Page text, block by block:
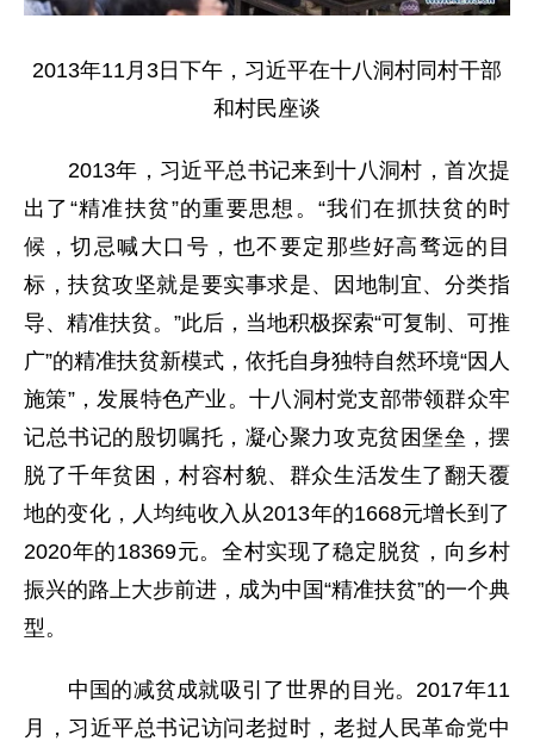
2013年11月3日下午，习近平在十八洞村同村干部
和村民座谈
2013年，习近平总书记来到十八洞村，首次提
出了“精准扶贫”的重要思想。“我们在抓扶贫的时
候，切忌喊大口号，也不要定那些好高骛远的目
标，扶贫攻坚就是要实事求是、因地制宜、分类指
导、精准扶贫。”此后，当地积极探索“可复制、可推
广”的精准扶贫新模式，依托自身独特自然环境“因人
施策”，发展特色产业。十八洞村党支部带领群众牢
记总书记的殷切嘱托，凝心聚力攻克贫困堡垒，摆
脱了千年贫困，村容村貌、群众生活发生了翻天覆
地的变化，人均纯收入从2013年的1668元增长到了
2020年的18369元。全村实现了稳定脱贫，向乡村
振兴的路上大步前进，成为中国“精准扶贫”的一个典
型。
中国的减贫成就吸引了世界的目光。2017年11
月，习近平总书记访问老挝时，老挝人民革命党中